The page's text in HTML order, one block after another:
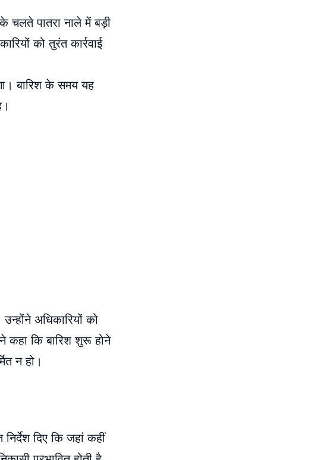
के चलते पातरा नाले में बड़ी
को तुरंत कार्रवाई
बारिश के समय यह
अधिकारियों को
कहा कि बारिश शुरू होने
न हो।
दिए कि जहां कहीं